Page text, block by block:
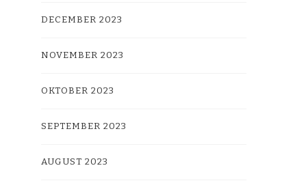
DECEMBER 2023
NOVEMBER 2023
OKTOBER 2023
SEPTEMBER 2023
AUGUST 2023